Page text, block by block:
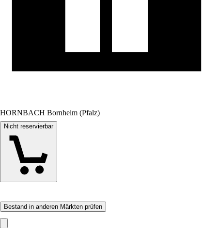
HORNBACH Bornheim (Pfalz)
Nicht reservierbar
Bestand in anderen Märkten prüfen